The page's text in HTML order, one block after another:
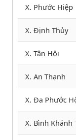
X. Phước Hiệp
X. Định Thủy
X. Tân Hội
X. An Thạnh
X. Đa Phước
X. Bình Khánh